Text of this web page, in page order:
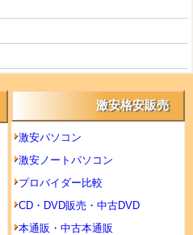
激安格安販売
激安パソコン
激安ノートパソコン
プロバイダー比較
CD・DVD販売・中古DVD
本通販・中古本通販